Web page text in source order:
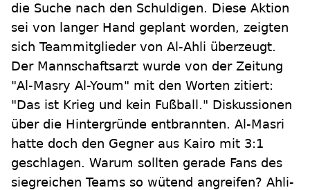
die Suche nach den Schuldigen. Diese Aktion
sei von langer Hand geplant worden, zeigten
sich Teammitglieder von Al-Ahli überzeugt.
Der Mannschaftsarzt wurde von der Zeitung
"Al-Masry Al-Youm" mit den Worten zitiert:
"Das ist Krieg und kein Fußball." Diskussionen
über die Hintergründe entbrannten. Al-Masri
hatte doch den Gegner aus Kairo mit 3:1
geschlagen. Warum sollten gerade Fans des
siegreichen Teams so wütend angreifen? Ahli-